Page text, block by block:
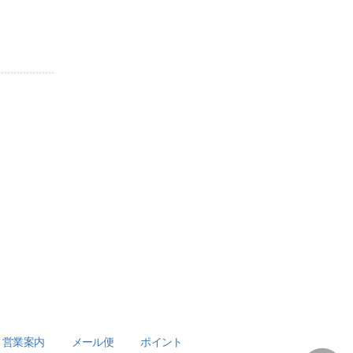
営業案内 メール便 ポイント